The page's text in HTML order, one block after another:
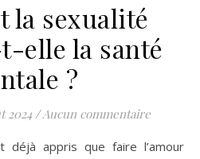
la sexualité
elle la santé
?
2024 /Aucun commentaire